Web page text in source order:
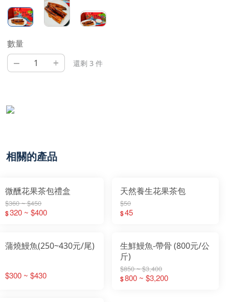
數量
– + 還剩 3 件
相關的產品
微醺花果茶包禮盒
$360 ~ $450
$320 ~ $400
天然養生花果茶包
$50
$45
蒲燒鰻魚(250~430元/尾)
$300 ~ $430
生鮮鰻魚-帶骨 (800元/公
斤)
$850 ~ $3,400
$800 ~ $3,200